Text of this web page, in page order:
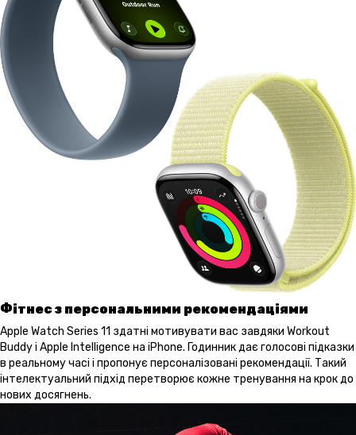
Фітнес з персональними рекомендаціями
Apple Watch Series 11 здатні мотивувати вас завдяки Workout
Buddy і Apple Intelligence на iPhone. Годинник дає голосові підказки
в реальному часі і пропонує персоналізовані рекомендації. Такий
інтелектуальний підхід перетворює кожне тренування на крок до
нових досягнень.